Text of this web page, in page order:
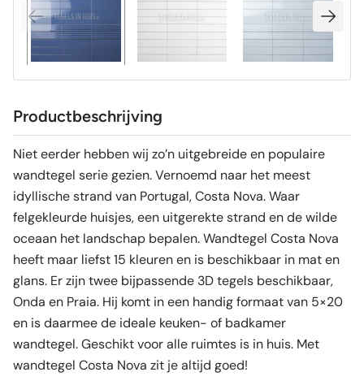
Productbeschrijving
Niet eerder hebben wij zo’n uitgebreide en populaire
wandtegel serie gezien. Vernoemd naar het meest
idyllische strand van Portugal, Costa Nova. Waar
felgekleurde huisjes, een uitgerekte strand en de wilde
oceaan het landschap bepalen. Wandtegel Costa Nova
heeft maar liefst 15 kleuren en is beschikbaar in mat en
glans. Er zijn twee bijpassende 3D tegels beschikbaar,
Onda en Praia. Hij komt in een handig formaat van 5×20
en is daarmee de ideale keuken- of badkamer
wandtegel. Geschikt voor alle ruimtes is in huis. Met
wandtegel Costa Nova zit je altijd goed!